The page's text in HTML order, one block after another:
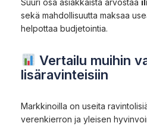
sekä mahdollisuutta maksaa
helpottaa budjetointia.
Vertailu muihin
lisäravinteisiin
Markkinoilla on useita
verenkierron ja yleisen